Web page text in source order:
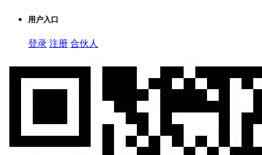
用户入口
登录 注册 合伙人